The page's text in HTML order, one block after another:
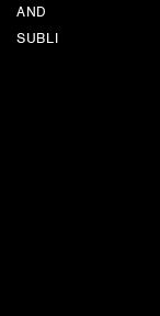
AND
SUBLI